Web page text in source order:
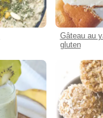
Gâteau au
gluten